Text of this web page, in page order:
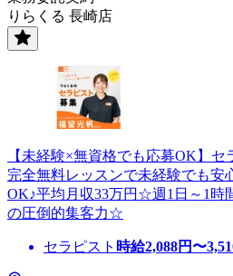
りらくる 長崎店
【未経験×無資格でも応募OK】
完全無料レッスンで未経験でも安
OK♪平均月収33万円☆週1日～1時
の圧倒的集客力☆
セラピスト 時給2,088円〜